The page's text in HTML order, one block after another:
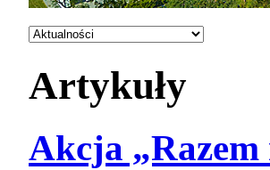
Artykuły
Akcja „Razem